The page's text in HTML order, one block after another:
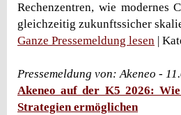
Rechenzentren, wie modernes
gleichzeitig zukunftssicher
Ganze Pressemeldung lesen |
Pressemeldung von: Akeneo -
Akeneo auf der K5 2026:
Strategien ermöglichen